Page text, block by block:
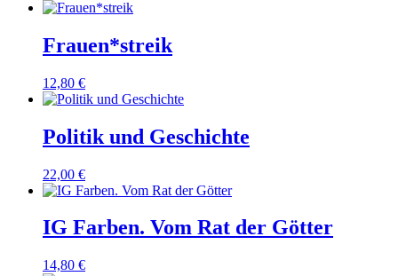
Frauen*streik
12,80 €
Politik und Geschichte
22,00 €
IG Farben. Vom Rat der Götter
14,80 €